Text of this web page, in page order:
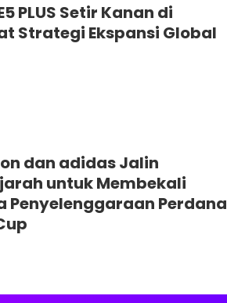
PLUS Setir Kanan di
Strategi Ekspansi Global
dan adidas Jalin
untuk Membekali
Penyelenggaraan Perdana